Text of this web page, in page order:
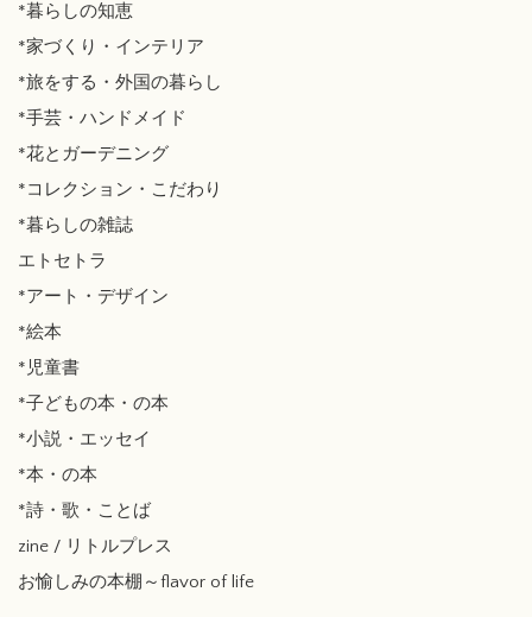
*暮らしの知恵
*家づくり・インテリア
*旅をする・外国の暮らし
*手芸・ハンドメイド
*花とガーデニング
*コレクション・こだわり
*暮らしの雑誌
エトセトラ
*アート・デザイン
*絵本
*児童書
*子どもの本・の本
*小説・エッセイ
*本・の本
*詩・歌・ことば
zine / リトルプレス
お愉しみの本棚～flavor of life